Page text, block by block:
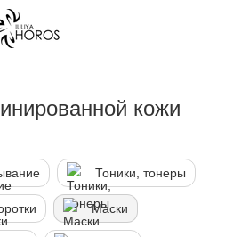
кожи
Тоники, тонеры
Маски